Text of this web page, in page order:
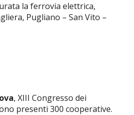
la ferrovia elettrica,
Pugliano – San Vito –
, XIII Congresso dei
presenti 300 cooperative.